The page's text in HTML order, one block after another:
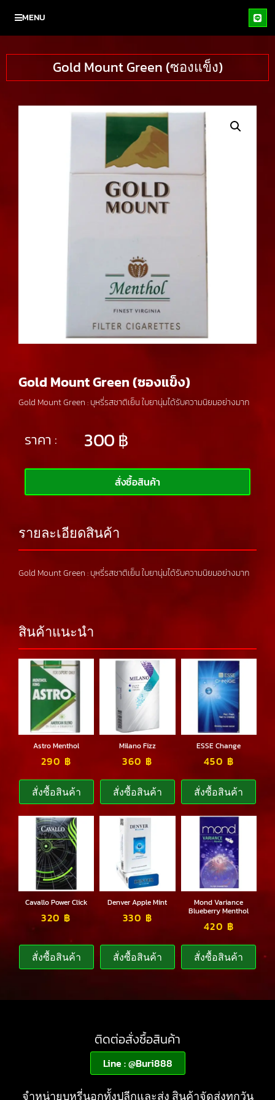
MENU
Gold Mount Green (ซองแข็ง)
Gold Mount Green (ซองแข็ง)
Gold Mount Green : บุหรี่รสชาติเย็น ใบยานุ่มได้รับความนิยมอย่างมาก
ราคา : 300฿
สั่งซื้อสินค้า
รายละเอียดสินค้า
Gold Mount Green : บุหรี่รสชาติเย็น ใบยานุ่มได้รับความนิยมอย่างมาก
สินค้าแนะนำ
Astro Menthol
290 ฿
สั่งซื้อสินค้า
Milano Fizz
360 ฿
สั่งซื้อสินค้า
ESSE Change
450 ฿
สั่งซื้อสินค้า
Cavallo Power Click
320฿
สั่งซื้อสินค้า
Denver Apple Mint
330 ฿
สั่งซื้อสินค้า
Mond Variance
Blueberry Menthol
420 ฿
สั่งซื้อสินค้า
ติดต่อสั่งซื้อสินค้า
Line : @Buri888
จำหน่ายบุหรี่นอกทั้งปลีกและส่ง สินค้าจัดส่งทุกวัน